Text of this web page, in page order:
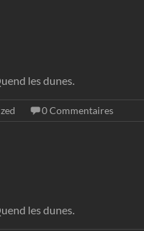
les dunes.
0 Commentaires
les dunes.